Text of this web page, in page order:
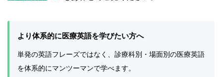
より体系的に医療英語を学びたい方へ
単発の英語フレーズではなく、診療科別・場面別の医療英語
を体系的にマンツーマンで学べます。